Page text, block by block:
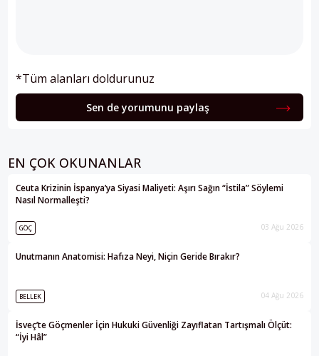
*Tüm alanları doldurunuz
Sen de yorumunu paylaş
EN ÇOK OKUNANLAR
Ceuta Krizinin İspanya’ya Siyasi Maliyeti: Aşırı Sağın “İstila” Söylemi
Nasıl Normalleşti?
GÖÇ 03 Ağu 2026
Unutmanın Anatomisi: Hafıza Neyi, Niçin Geride Bırakır?
BELLEK 04 Ağu 2026
İsveç’te Göçmenler İçin Hukuki Güvenliği Zayıflatan Tartışmalı Ölçüt:
“İyi Hâl”